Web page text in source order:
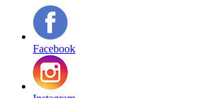
Facebook